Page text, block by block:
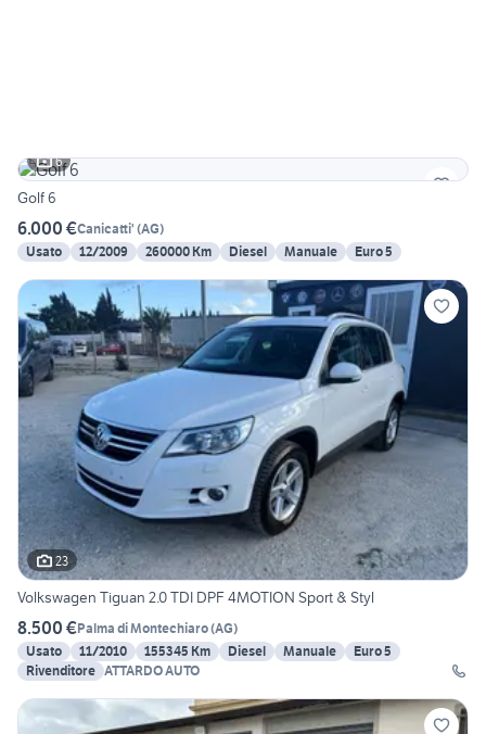
6
Golf 6
6.000 €Canicatti' (AG)
Usato
12/2009 260000 Km Diesel Manuale Euro 5
23
Volkswagen Tiguan 2.0 TDI DPF 4MOTION Sport & Styl
8.500 €Palma di Montechiaro(AG)
Usato
11/2010 155345 Km Diesel Manuale
Euro 5
Rivenditore ATTARDO AUTO